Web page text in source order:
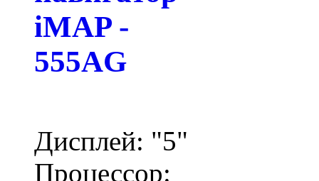
iMAP -
555AG
Дисплей: "5"
Процессор: